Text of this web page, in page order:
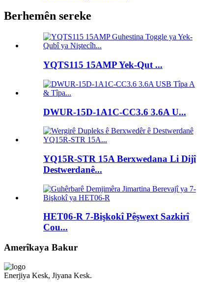
Berhemên sereke
YQTS115 15AMP Yek-Qut ...
DWUR-15D-1A1C-CC3.6 3.6A U...
YQ15R-STR 15A Berxwedana Li Dijî
Destwerdanê...
HET06-R 7-Bişkokî Pêşwext Sazkirî
Cou...
Amerîkaya Bakur
Enerjiya Kesk, Jiyana Kesk.